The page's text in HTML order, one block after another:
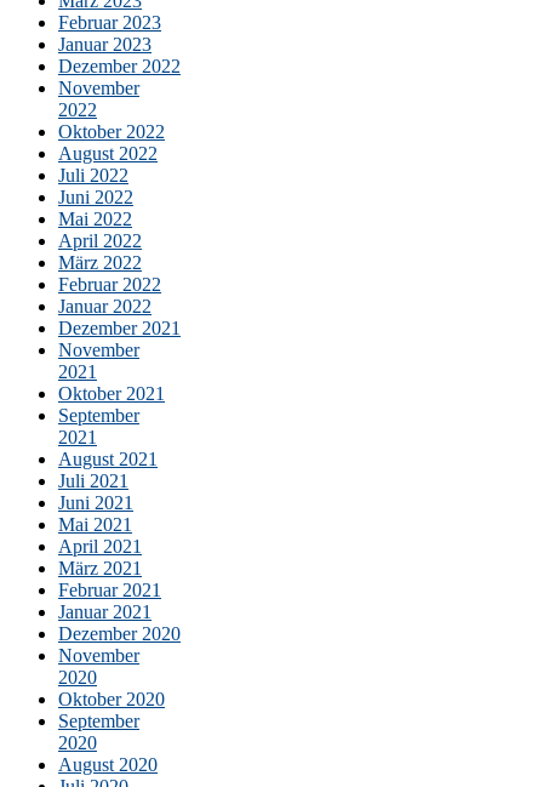
Februar 2023
Januar 2023
Dezember 2022
November
2022
Oktober 2022
August 2022
Juli 2022
Juni 2022
Mai 2022
April 2022
März 2022
Februar 2022
Januar 2022
Dezember 2021
November
2021
Oktober 2021
September
2021
August 2021
Juli 2021
Juni 2021
Mai 2021
April 2021
März 2021
Februar 2021
Januar 2021
Dezember 2020
November
2020
Oktober 2020
September
2020
August 2020